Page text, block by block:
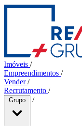
Imóveis /
Empreendimentos /
Vender/
Recrutamento /
Grupo /